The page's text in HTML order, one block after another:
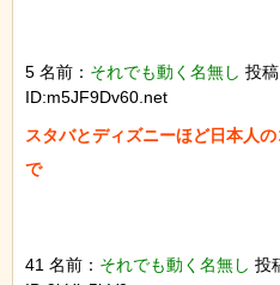
5 名前： それでも動く名無し 投
ID:m5JF9Dv60.net
スタバとディズニーほど日本人
で
41 名前： それでも動く名無し 投